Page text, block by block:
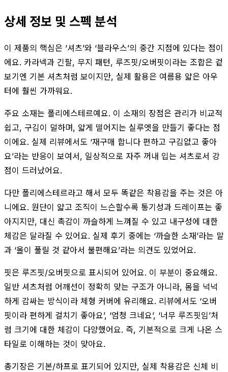
상세 정보 및 스펙 분석
이 제품의 핵심은 ‘셔츠’와 ‘블라우스’의 중간 지점에 있다는 점이
에요. 카라넥과 긴팔, 무지 패턴, 루즈핏/오버핏이라는 조합은 겉
보기엔 기본 셔츠처럼 보이지만, 실제 활용은 여름용 얇은 아우
터에 훨씬 가까워요.
주요 소재는 폴리에스테르예요. 이 소재의 장점은 관리가 비교적
쉽고, 구김이 덜하며, 얇게 떨어지는 실루엣을 만들기 좋다는 점
이에요. 실제 리뷰에서도 ‘재구매 합니다 편하고 구김없고 좋아
요’라는 반응이 보여서, 일상적으로 자주 꺼내 입는 셔츠로서 강
점이 드러났어요.
다만 폴리에스테르라고 해서 모두 똑같은 착용감을 주는 것은 아
니에요. 원단이 얇고 조직이 느슨할수록 통기성과 드레이프는 좋
아지지만, 대신 촉감이 까슬하게 느껴질 수 있고 내구성에 대한
체감은 달라질 수 있어요. 실제 후기 중에는 ‘까슬한 소재’라는 말
과 ‘올이 풀릴 것 같아서 불편해요’라는 의견도 있었어요.
핏은 루즈핏/오버핏으로 표시되어 있어요. 이 부분이 중요해요.
일반 셔츠처럼 어깨선이 정확히 맞는 구조가 아니라, 몸을 넉넉
하게 감싸는 방식이라 체형 커버에 유리해요. 리뷰에서도 ‘오버
핏이라 편하게 걸치기 좋아요’, ‘엄청 크네요’, ‘너무 루즈핏임’처
럼 크기에 대한 체감이 다양했어요. 즉, 기본적으로 크게 나온 스
타일로 이해하는 것이 맞아요.
총기장은 기본/하프로 표기되어 있지만, 실제 착용감은 신체 비